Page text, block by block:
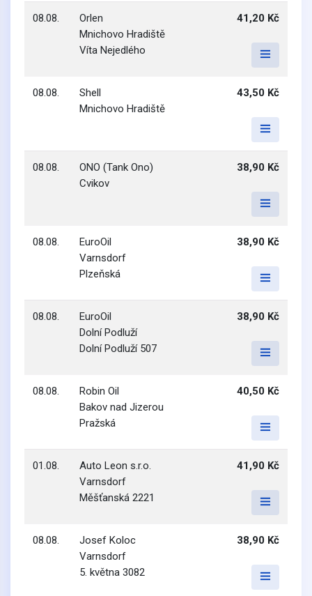
08.08.
Orlen
Mnichovo Hradiště
Víta Nejedlého
41,20 Kč
08.08.
Shell
Mnichovo Hradiště
43,50 Kč
08.08.
ONO (Tank Ono)
Cvikov
38,90 Kč
08.08.
EuroOil
Varnsdorf
Plzeňská
38,90 Kč
08.08.
EuroOil
Dolní Podluží
Dolní Podluží 507
38,90 Kč
08.08.
Robin Oil
Bakov nad Jizerou
Pražská
40,50 Kč
01.08.
Auto Leon s.r.o.
Varnsdorf
Měšťanská 2221
41,90 Kč
08.08.
Josef Koloc
Varnsdorf
5. května 3082
38,90 Kč